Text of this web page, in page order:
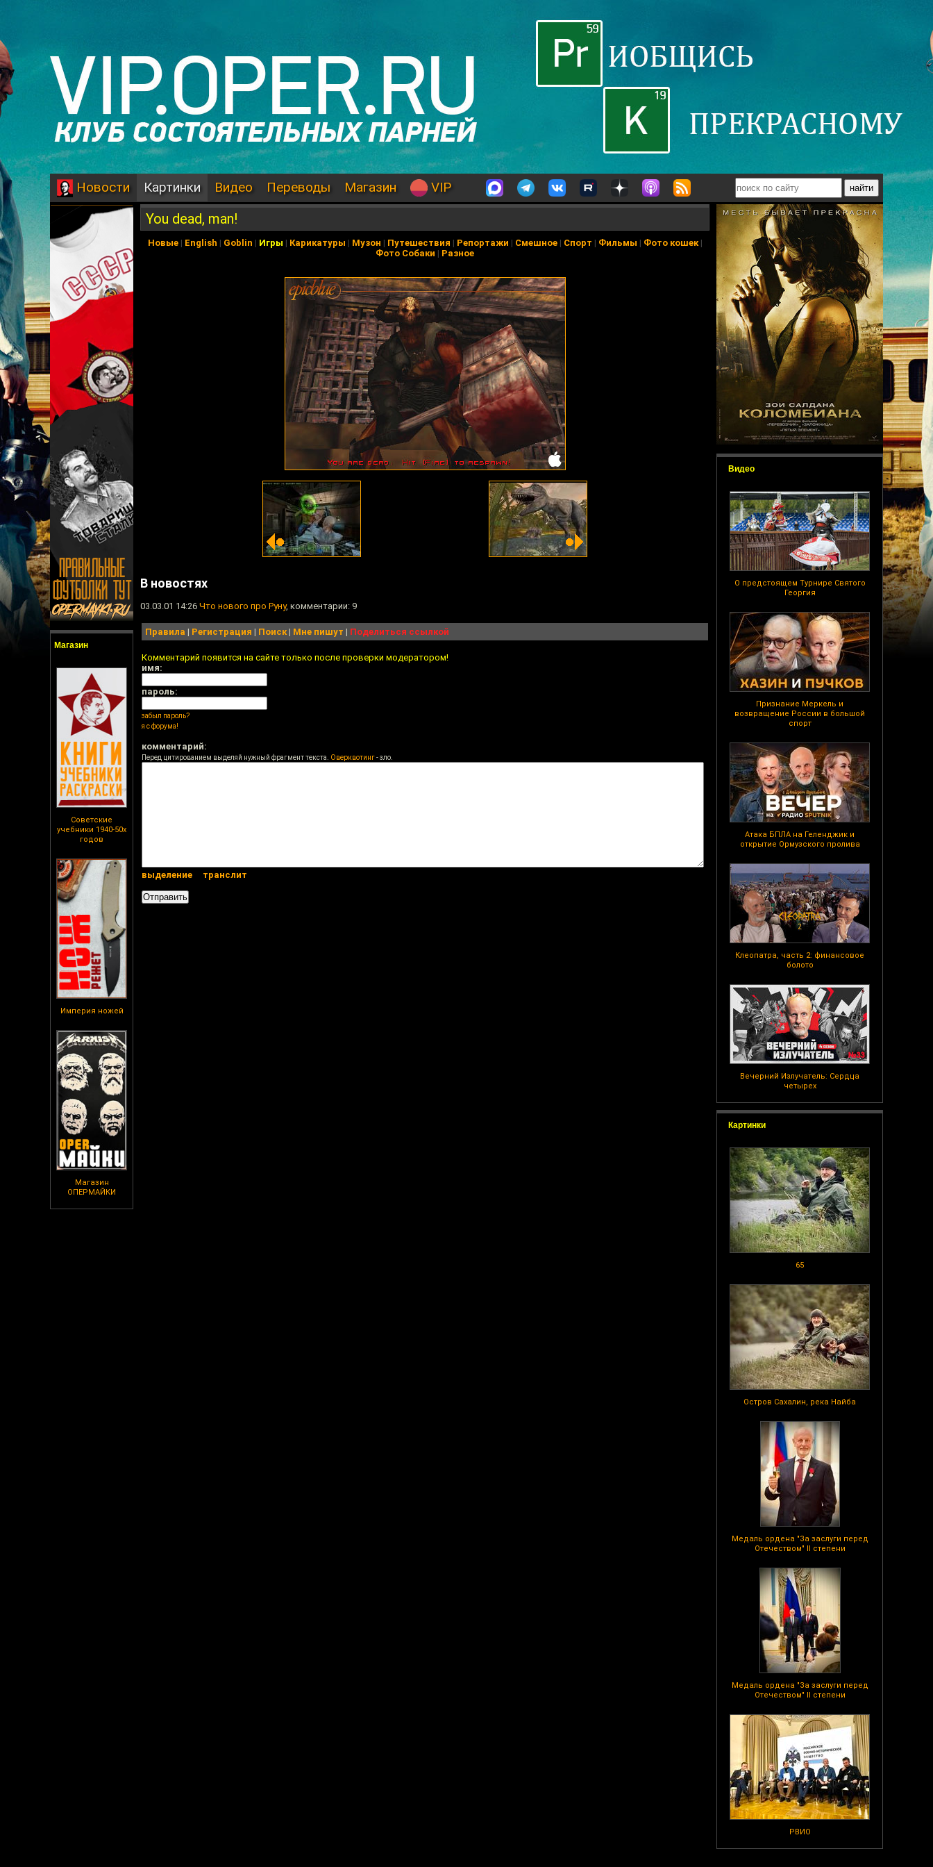
Новости Картинки Видео Переводы Магазин VIP
Магазин
Советские
учебники 1940-50х
годов
Империя ножей
Магазин
ОПЕРМАЙКИ
Видео
О предстоящем Турнире Святого
Георгия
Признание Меркель и
возвращение России в большой
спорт
Атака БПЛА на Геленджик и
открытие Ормузского пролива
Клеопатра, часть 2: финансовое
болото
Вечерний Излучатель: Сердца
четырех
Картинки
65
Остров Сахалин, река Найба
Медаль ордена "За заслуги перед
Отечеством" II степени
Медаль ордена "За заслуги перед
Отечеством" II степени
РВИО
You dead, man!
Новые| English | Goblin | Игры | Карикатуры | Музон | Путешествия | Репортажи | Смешное| Спорт | Фильмы | Фото кошек|
Фото Собаки | Разное
В новостях
03.03.01 14:26 Что нового про Руну, комментарии: 9
Правила | Регистрация | Поиск| Мне пишут | Поделиться ссылкой
Комментарий появится на сайте только после проверки модератором!
имя:
пароль:
забыл пароль?
я с форума!
комментарий:
Перед цитированием выделяй нужный фрагмент текста. Оверквотинг- зло.
выделение транслит